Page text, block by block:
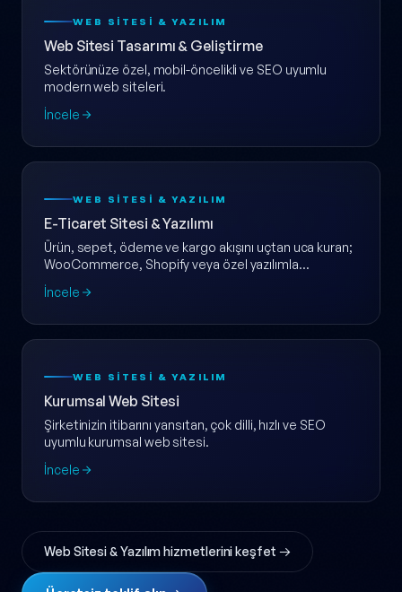
WEB SITESI & YAZILIM
Web Sitesi Tasarımı & Geliştirme
Sektörünüze özel, mobil-öncelikli ve SEO uyumlu
modern web siteleri.
İncele
WEB SITESI & YAZILIM
E-Ticaret Sitesi & Yazılımı
Ürün, sepet, ödeme ve kargo akışını uçtan uca kuran;
WooCommerce, Shopify veya özel yazılımla
ölçeklenebilir e-ticaret web sitesi.
İncele
WEB SITESI & YAZILIM
Kurumsal Web Sitesi
Şirketinizin itibarını yansıtan, çok dilli, hızlı ve SEO
uyumlu kurumsal web sitesi.
İncele
Web Sitesi & Yazılım hizmetlerini keşfet →